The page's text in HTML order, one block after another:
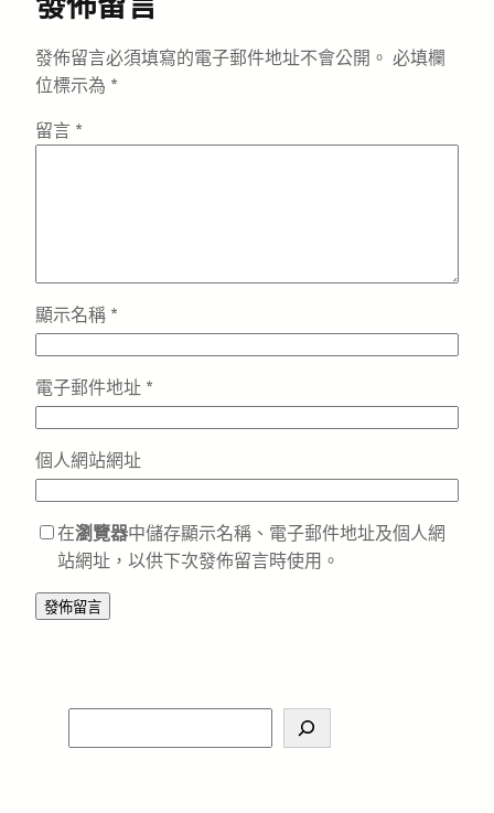
發佈留言必須填寫的電子郵件地址不會公開。 必填欄
位標示為 *
留言 *
顯示名稱 *
電子郵件地址 *
個人網站網址
在瀏覽器中儲存顯示名稱、電子郵件地址及個人網
站網址，以供下次發佈留言時使用。
e